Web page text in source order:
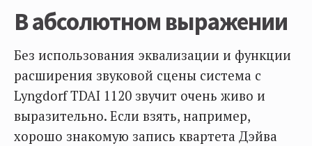
В абсолютном выражении
Без использования эквализации и функции
расширения звуковой сцены система с
Lyngdorf TDAI 1120 звучит очень живо и
выразительно. Если взять, например,
хорошо знакомую запись квартета Дэйва